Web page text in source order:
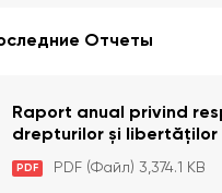
Отчеты
Raport anual privind
drepturilor și libertăților
Republica Moldova în
PDF PDF (Файл) 3,374.1 KB